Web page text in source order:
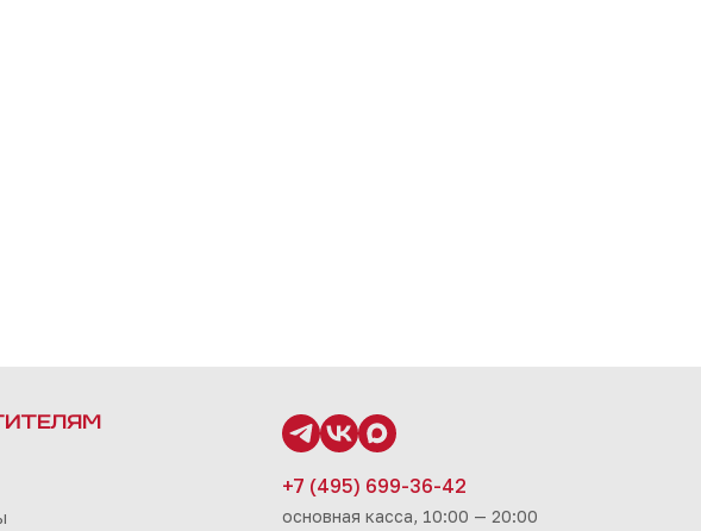
+7 (495) 699-36-42
основная касса, 10:00 — 20:00